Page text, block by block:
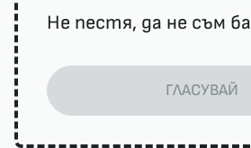
Не пестя, да не съм
ГЛАСУВАЙ